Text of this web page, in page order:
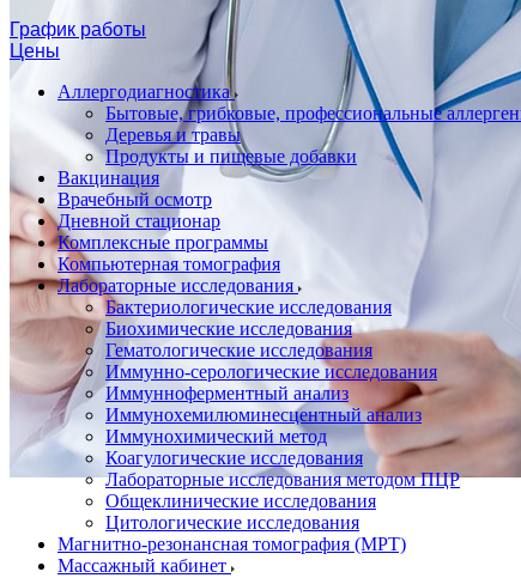
График работы
Цены
Аллергодиагностика
Бытовые, грибковые, профессиональные
Деревья и травы
Продукты и пищевые добавки
Вакцинация
Врачебный осмотр
Дневной стационар
Комплексные программы
Компьютерная томография
Лабораторные исследования
Бактериологические исследования
Биохимические исследования
Гематологические исследования
Иммунно-серологические исследования
Иммунноферментный анализ
Иммунохемилюминесцентный анализ
Иммунохимический метод
Коагулогические исследования
Лабораторные исследования методом ПЦР
Общеклинические исследования
Цитологические исследования
Магнитно-резонансная томография (МРТ)
Массажный кабинет